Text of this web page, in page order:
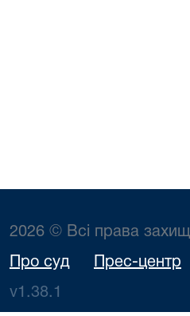
2026 © Всі права
Про суд Прес-центр
v1.38.1